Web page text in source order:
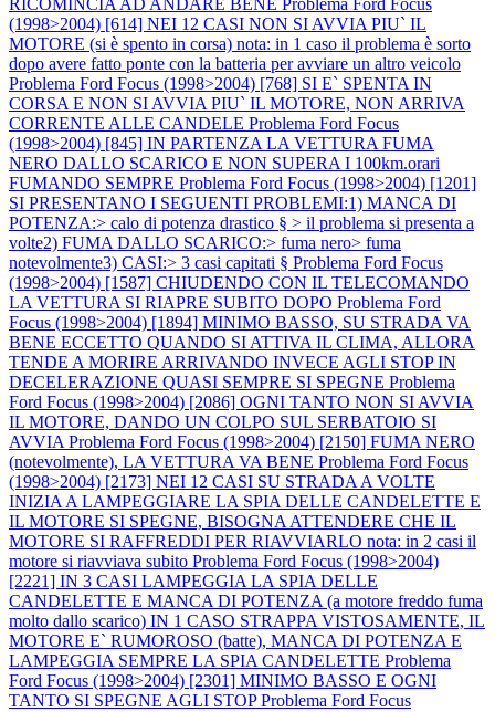
(1998>2004) [614] NEI 12 CASI NON SI AVVIA PIU` IL
MOTORE (si è spento in corsa) nota: in 1 caso il problema è sorto
dopo avere fatto ponte con la batteria per avviare un altro veicolo
Problema Ford Focus (1998>2004) [768] SI E` SPENTA IN
CORSA E NON SI AVVIA PIU` IL MOTORE, NON ARRIVA
CORRENTE ALLE CANDELE Problema Ford Focus
(1998>2004) [845] IN PARTENZA LA VETTURA FUMA
NERO DALLO SCARICO E NON SUPERA I 100km.orari
FUMANDO SEMPRE Problema Ford Focus (1998>2004) [1201]
SI PRESENTANO I SEGUENTI PROBLEMI:1) MANCA DI
POTENZA:> calo di potenza drastico § > il problema si presenta a
volte2) FUMA DALLO SCARICO:> fuma nero> fuma
notevolmente3) CASI:> 3 casi capitati § Problema Ford Focus
(1998>2004) [1587] CHIUDENDO CON IL TELECOMANDO
LA VETTURA SI RIAPRE SUBITO DOPO Problema Ford
Focus (1998>2004) [1894] MINIMO BASSO, SU STRADA VA
BENE ECCETTO QUANDO SI ATTIVA IL CLIMA, ALLORA
TENDE A MORIRE ARRIVANDO INVECE AGLI STOP IN
DECELERAZIONE QUASI SEMPRE SI SPEGNE Problema
Ford Focus (1998>2004) [2086] OGNI TANTO NON SI AVVIA
IL MOTORE, DANDO UN COLPO SUL SERBATOIO SI
AVVIA Problema Ford Focus (1998>2004) [2150] FUMA NERO
(notevolmente), LA VETTURA VA BENE Problema Ford Focus
(1998>2004) [2173] NEI 12 CASI SU STRADA A VOLTE
INIZIA A LAMPEGGIARE LA SPIA DELLE CANDELETTE E
IL MOTORE SI SPEGNE, BISOGNA ATTENDERE CHE IL
MOTORE SI RAFFREDDI PER RIAVVIARLO nota: in 2 casi il
motore si riavviava subito Problema Ford Focus (1998>2004)
[2221] IN 3 CASI LAMPEGGIA LA SPIA DELLE
CANDELETTE E MANCA DI POTENZA (a motore freddo fuma
molto dallo scarico) IN 1 CASO STRAPPA VISTOSAMENTE, IL
MOTORE E` RUMOROSO (batte), MANCA DI POTENZA E
LAMPEGGIA SEMPRE LA SPIA CANDELETTE Problema
Ford Focus (1998>2004) [2301] MINIMO BASSO E OGNI
TANTO SI SPEGNE AGLI STOPProblema Ford Focus